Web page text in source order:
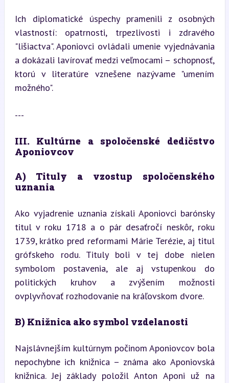
Ich diplomatické úspechy pramenili z osobných
vlastností: opatrnosti, trpezlivosti i zdravého
"lišiactva". Aponiovci ovládali umenie vyjednávania
a dokázali lavírovať medzi veľmocami – schopnosť,
ktorú v literatúre vznešene nazývame "umením
možného".
---
III. Kultúrne a spoločenské dedičstvo
Aponiovcov
A) Tituly a vzostup spoločenského
uznania
Ako vyjadrenie uznania získali Aponiovci barónsky
titul v roku 1718 a o pár desaťročí neskôr, roku
1739, krátko pred reformami Márie Terézie, aj titul
grófskeho rodu. Tituly boli v tej dobe nielen
symbolom postavenia, ale aj vstupenkou do
politických kruhov a zvýšením možnosti
ovplyvňovať rozhodovanie na kráľovskom dvore.
B) Knižnica ako symbol vzdelanosti
Najslávnejším kultúrnym počinom Aponiovcov bola
nepochybne ich knižnica – známa ako Aponiovská
knižnica. Jej základy položil Anton Aponi už na